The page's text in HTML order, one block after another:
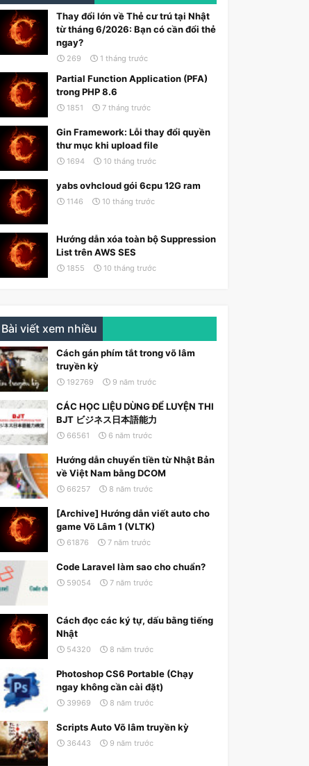
Thay đổi lớn về Thẻ cư trú tại Nhật
từ tháng 6/2026: Bạn có cần đổi thẻ
ngay?
269 1 tháng trước
Partial Function Application (PFA)
trong PHP 8.6
1851 7 tháng trước
Gin Framework: Lỗi thay đổi quyền
thư mục khi upload file
1694 10 tháng trước
yabs ovhcloud gói 6cpu 12G ram
1146 10 tháng trước
Hướng dẫn xóa toàn bộ Suppression
List trên AWS SES
1855 10 tháng trước
Bài viết xem nhiều
Cách gán phím tắt trong võ lâm
truyền kỳ
192769 9 năm trước
CÁC HỌC LIỆU DÙNG ĐỂ LUYỆN THI
BJT ビジネス日本語能力
66561 6 năm trước
Hướng dẫn chuyển tiền từ Nhật Bản
về Việt Nam bằng DCOM
66257 8 năm trước
[Archive] Hướng dẫn viết auto cho
game Võ Lâm 1 (VLTK)
61876 7 năm trước
Code Laravel làm sao cho chuẩn?
59054 7 năm trước
Cách đọc các ký tự, dấu bằng tiếng
Nhật
54320 8 năm trước
Photoshop CS6 Portable (Chạy
ngay không cần cài đặt)
39969 8 năm trước
Scripts Auto Võ lâm truyền kỳ
36443 9 năm trước